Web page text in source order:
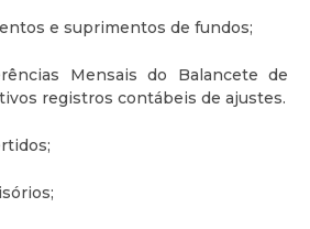
e suprimentos de fundos;
Mensais do Balancete de
registros contábeis de ajustes.